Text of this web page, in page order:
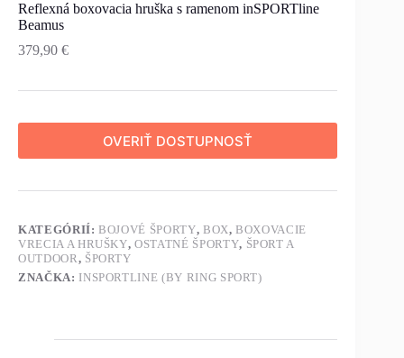
Reflexná boxovacia hruška s ramenom inSPORTline
Beamus
379,90 €
OVERIŤ DOSTUPNOSŤ
KATEGÓRIÍ:BOJOVÉ ŠPORTY, BOX,BOXOVACIE
VRECIA A HRUŠKY,OSTATNÉ ŠPORTY, ŠPORT A
OUTDOOR, ŠPORTY
ZNAČKA: INSPORTLINE (BY RING SPORT)